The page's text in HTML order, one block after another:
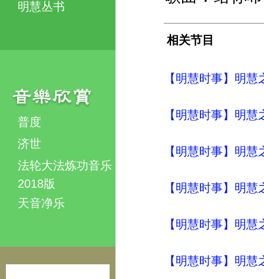
明慧丛书
普度
济世
法轮大法炼功音乐
2018版
天音净乐
相关节目
【明慧时事】明
【明慧时事】明
【明慧时事】明
【明慧时事】明
【明慧时事】明
【明慧时事】明